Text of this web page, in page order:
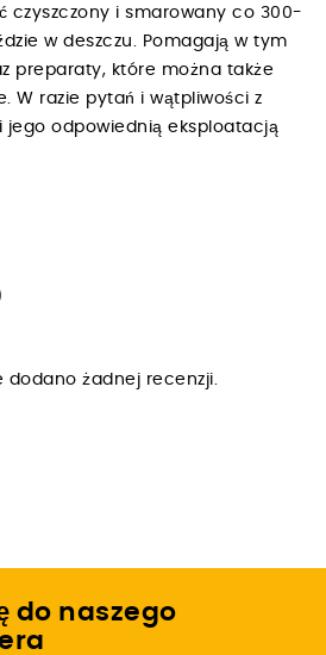
czyszczony i smarowany co 300-
w deszczu. Pomagają w tym
preparaty, które można także
W razie pytań i wątpliwości z
jego odpowiednią eksploatacją
dodano żadnej recenzji.
do naszego